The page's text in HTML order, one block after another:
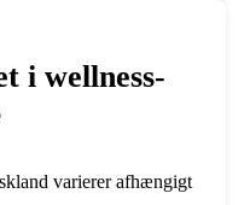
i wellness-
varierer afhængigt